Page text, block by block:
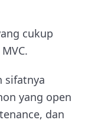
cukup
sifatnya
yang open
dan